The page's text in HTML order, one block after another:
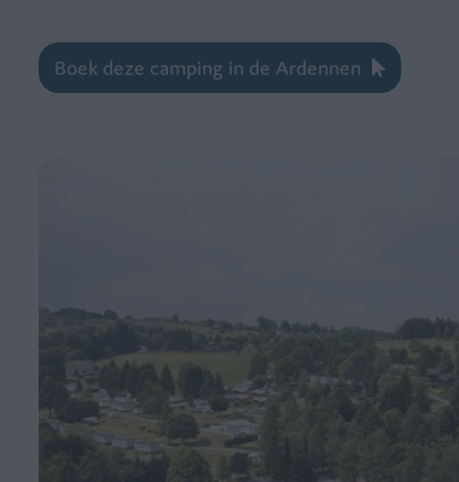
Boek deze camping in de Ardennen